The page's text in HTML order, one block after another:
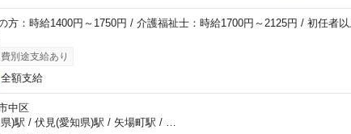
方：時給1400円～1750円 / 介護福祉士：時給1700円～2125円 / 初任者以
別途支給あり
全額支給
中区
)駅 / 伏見(愛知県)駅 / 矢場町駅 /